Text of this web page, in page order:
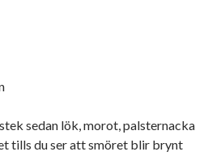
sedan lök, morot, palsternacka
tills du ser att smöret blir brynt